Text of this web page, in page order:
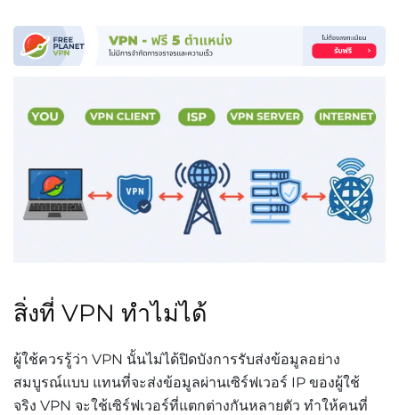
สิ่งที่ VPN ทำไม่ได้
ผู้ใช้ควรรู้ว่า VPN นั้นไม่ได้ปิดบังการรับส่งข้อมูลอย่าง
สมบูรณ์แบบ แทนที่จะส่งข้อมูลผ่านเซิร์ฟเวอร์ IP ของผู้ใช้
จริง VPN จะใช้เซิร์ฟเวอร์ที่แตกต่างกันหลายตัว ทำให้คนที่